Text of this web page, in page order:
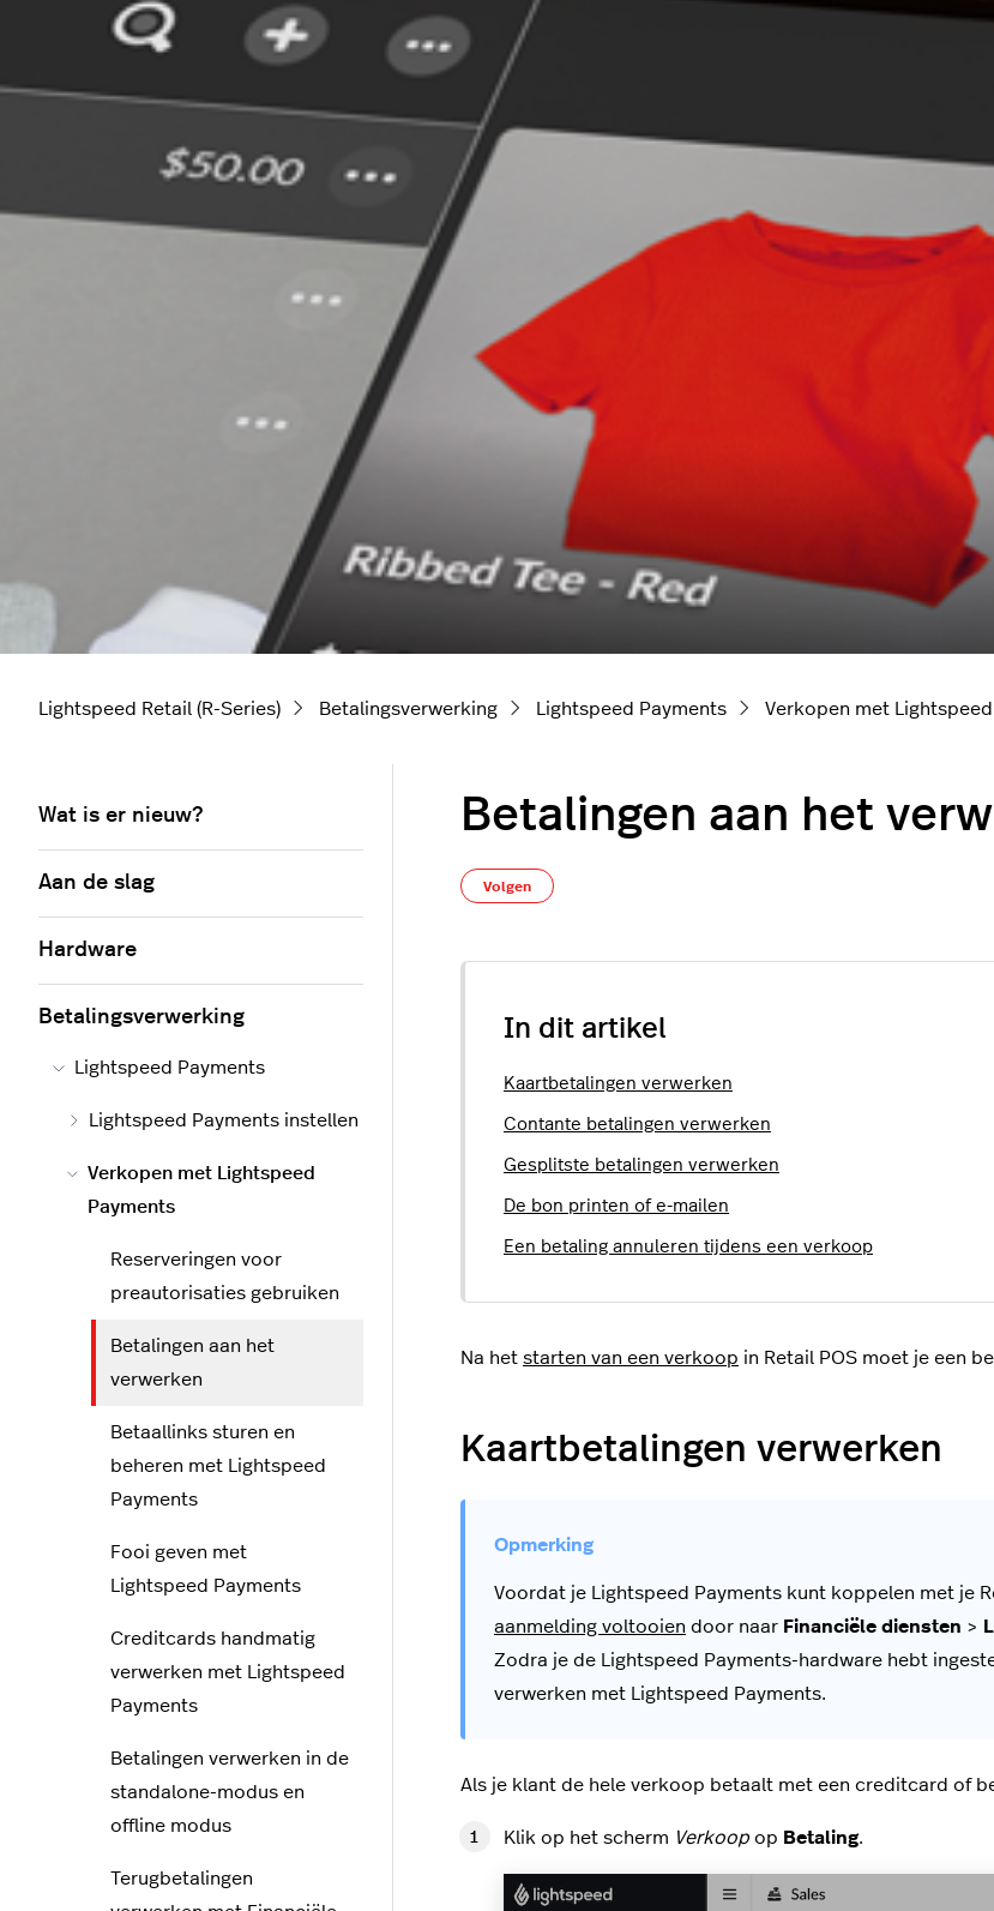
Lightspeed Retail (R-Series) Betalingsverwerking Lightspeed Payments Verkopen met
Betalingen aan het
Volgen
In dit artikel
Kaartbetalingen verwerken
Contante betalingen verwerken
Gesplitste betalingen verwerken
De bon printen of e-mailen
Een betaling annuleren tijdens een verkoop
Na het starten van een verkoop in Retail POS moet je een
Kaartbetalingen verwerken
Voordat je Lightspeed Payments kunt koppelen met je
aanmelding voltooien door naar Financiële diensten >
Zodra je de Lightspeed Payments-hardware hebt
verwerken met Lightspeed Payments.
Als je klant de hele verkoop betaalt met een creditcard of
Klik op het scherm Verkoop op Betaling.
Wat is er nieuw?
Aan de slag
Hardware
Betalingsverwerking
Lightspeed Payments
Lightspeed Payments instellen
Verkopen met Lightspeed
Payments
Reserveringen voor
preautorisaties gebruiken
Betalingen aan het
verwerken
Betaallinks sturen en
beheren met Lightspeed
Payments
Fooi geven met
Lightspeed Payments
Creditcards handmatig
verwerken met Lightspeed
Payments
Betalingen verwerken in de
standalone-modus en
offline modus
Terugbetalingen